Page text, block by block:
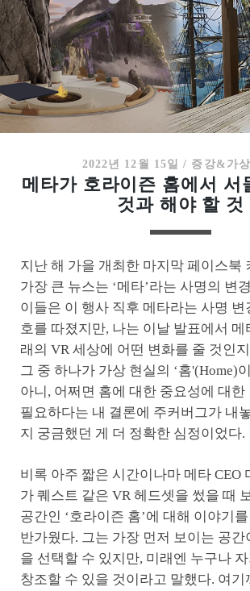
2022년 12월 15일 / 증강&가
메타가 호라이즌 홈에서 서
것과 해야 할 것
지난 해 가을 개최한 마지막 페이스북
가장 큰 뉴스는 ‘메타’라는 사명의 변
이들은 이 행사 직후 메타라는 사명 변
호를 따졌지만, 나는 이날 발표에서 메
래의 VR 세상에 어떤 변화를 줄 것인
그 중 하나가 가상 현실의 ‘홈'(Home)
아니, 어쩌면 홈에 대한 중요성에 대한
필요하다는 내 결론에 주커버그가 내
지 궁금했던 게 더 정확한 심정이었다.
비록 아주 짧은 시간이나마 메타 CEO
가 퀘스트 같은 VR 헤드셋을 썼을 때
공간인 ‘호라이즌 홈’에 대해 이야기
반가웠다. 그는 가장 먼저 보이는 공간
을 선택할 수 있지만, 미래엔 누구나
창조할 수 있을 것이라고 말했다. 여기